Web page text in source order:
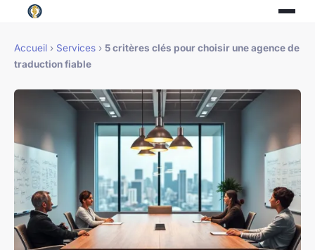
Accueil › Services › 5 critères clés pour choisir une agence de
traduction fiable